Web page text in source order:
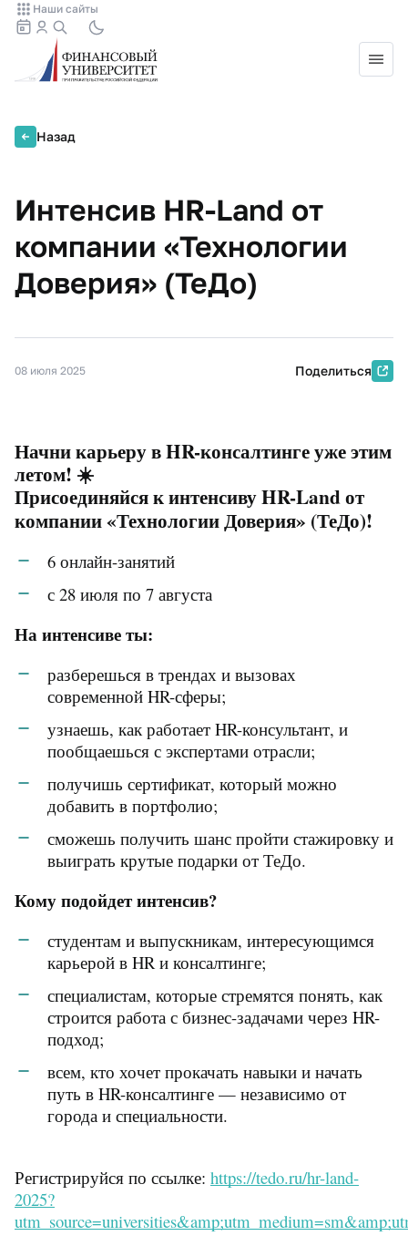
Наши сайты
Назад
Интенсив HR-Land от
компании «Технологии
Доверия» (ТеДо)
08 июля 2025 Поделиться
Начни карьеру в HR-консалтинге уже этим
летом! ☀️
Присоединяйся к интенсиву HR-Land от
компании «Технологии Доверия» (ТеДо)!
6 онлайн-занятий
с 28 июля по 7 августа
На интенсиве ты:
разберешься в трендах и вызовах
современной HR-сферы;
узнаешь, как работает HR-консультант, и
пообщаешься с экспертами отрасли;
получишь сертификат, который можно
добавить в портфолио;
сможешь получить шанс пройти стажировку и
выиграть крутые подарки от ТеДо.
Кому подойдет интенсив?
студентам и выпускникам, интересующимся
карьерой в HR и консалтинге;
специалистам, которые стремятся понять, как
строится работа с бизнес-задачами через HR-
подход;
всем, кто хочет прокачать навыки и начать
путь в HR-консалтинге — независимо от
города и специальности.
Регистрируйся по ссылке: https://tedo.ru/hr-land-
2025?